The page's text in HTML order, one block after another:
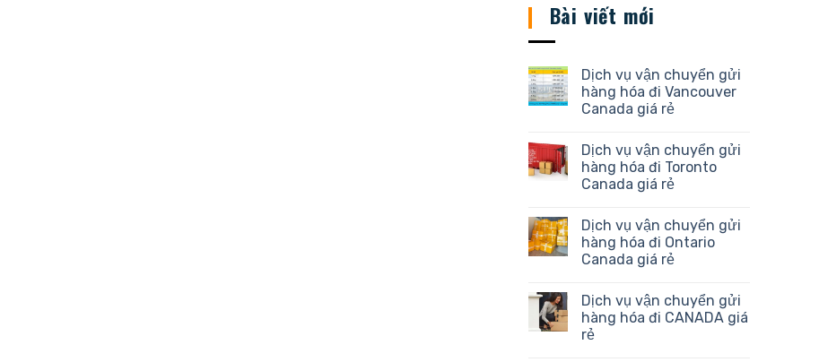
Bài viết mới
Dịch vụ vận chuyển gửi
hàng hóa đi Vancouver
Canada giá rẻ
Dịch vụ vận chuyển gửi
hàng hóa đi Toronto
Canada giá rẻ
Dịch vụ vận chuyển gửi
hàng hóa đi Ontario
Canada giá rẻ
Dịch vụ vận chuyển gửi
hàng hóa đi CANADA giá
rẻ